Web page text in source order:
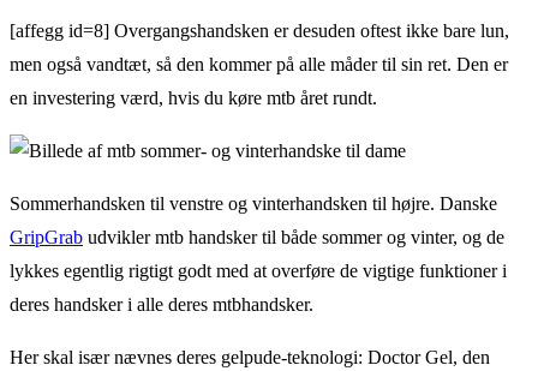
[affegg id=8] Overgangshandsken er desuden oftest ikke bare lun,
men også vandtæt, så den kommer på alle måder til sin ret. Den er
en investering værd, hvis du køre mtb året rundt.
Sommerhandsken til venstre og vinterhandsken til højre. Danske
GripGrab udvikler mtb handsker til både sommer og vinter, og de
lykkes egentlig rigtigt godt med at overføre de vigtige funktioner i
deres handsker i alle deres mtbhandsker.
Her skal især nævnes deres gelpude-teknologi: Doctor Gel, den